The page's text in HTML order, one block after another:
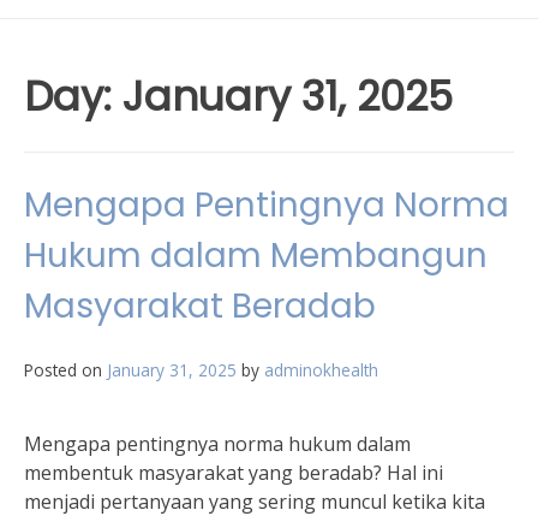
Day: January 31, 2025
Mengapa Pentingnya Norma
Hukum dalam Membangun
Masyarakat Beradab
Posted on January 31, 2025 by adminokhealth
Mengapa pentingnya norma hukum dalam
membentuk masyarakat yang beradab? Hal ini
menjadi pertanyaan yang sering muncul ketika kita